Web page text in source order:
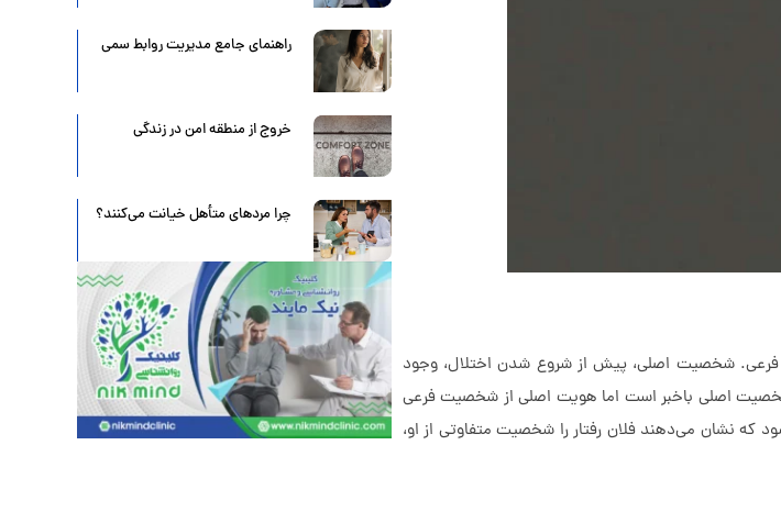
شخصیت اصلی، پیش از شروع شدن اختلال، وجود
اصلی باخبر است اما هویت اصلی از شخصیت فرعی
که نشان می‌دهند فلان رفتار را شخصیت متفاوتی از او،
راهنمای جامع مدیریت روابط سمی
خروج از منطقه امن در زندگی
چرا مردهای متأهل خیانت می‌کنند؟